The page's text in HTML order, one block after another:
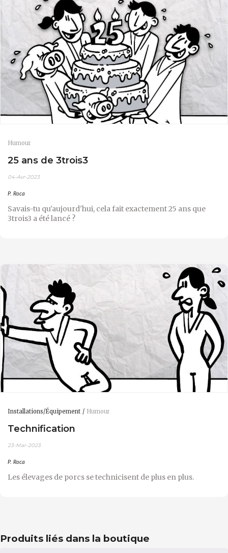
Humour
25 ans de 3trois3
04-Avr-2023
P. Roca
Savais-tu qu'aujourd'hui, cela fait exactement 25 ans que
3trois3 a été lancé ?
Installations/Équipement Humour
Technification
23-Mar-2023
P. Roca
Les élevages de porcs se technicisent de plus en plus.
Produits liés dans la boutique